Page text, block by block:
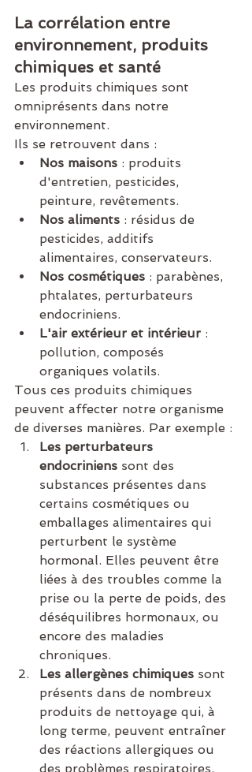
La corrélation entre
environnement, produits
chimiques et santé
Les produits chimiques sont
omniprésents dans notre
environnement.
Ils se retrouvent dans :
Nos maisons : produits
d'entretien, pesticides,
peinture, revêtements.
Nos aliments : résidus de
pesticides, additifs
alimentaires, conservateurs.
Nos cosmétiques : parabènes,
phtalates, perturbateurs
endocriniens.
L'air extérieur et intérieur :
pollution, composés
organiques volatils.
Tous ces produits chimiques
peuvent affecter notre organisme
de diverses manières. Par exemple :
Les perturbateurs
endocriniens sont des
substances présentes dans
certains cosmétiques ou
emballages alimentaires qui
perturbent le système
hormonal. Elles peuvent être
liées à des troubles comme la
prise ou la perte de poids, des
déséquilibres hormonaux, ou
encore des maladies
chroniques.
Les allergènes chimiques sont
présents dans de nombreux
produits de nettoyage qui, à
long terme, peuvent entraîner
des réactions allergiques ou
des problèmes respiratoires.